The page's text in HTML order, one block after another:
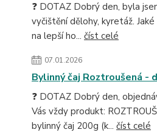
❓ DOTAZ Dobrý den, byla
vyčištění dělohy, kyretáž.
na lepší ho... číst celé
07.01.2026
Bylinný čaj Roztroušená -
❓ DOTAZ Dobrý den,
Vás vždy produkt:
bylinný čaj 200g (k... číst celé